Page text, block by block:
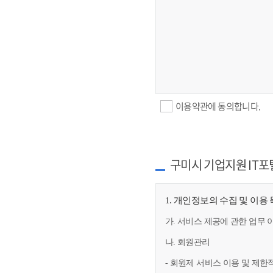
이용약관에 동의합니다.
구미시 기업지원 IT
1. 개인정보의 수집 및 이용
가. 서비스 제공에 관한 업무
나. 회원관리
- 회원제 서비스 이용 및 제한